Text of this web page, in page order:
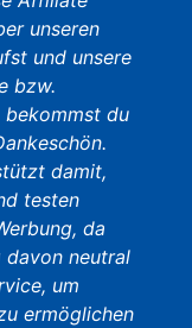
unseren
und unsere
bzw.
bekommst du
damit,
testen
da
davon neutral
um
ermöglichen